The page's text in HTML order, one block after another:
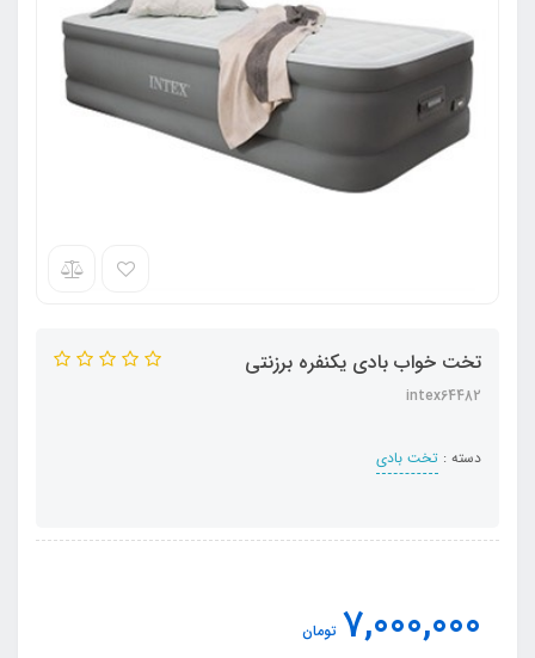
تخت خواب بادی یکنفره برزنتی
intex64482
دسته : تخت بادی
7,000,000 تومان